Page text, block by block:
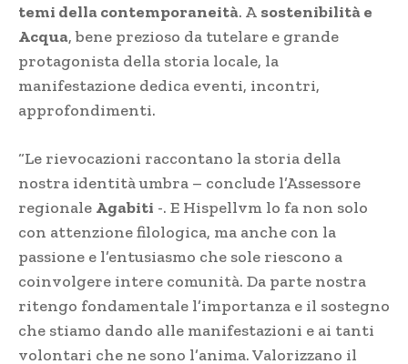
temi della contemporaneità. A sostenibilità e
Acqua, bene prezioso da tutelare e grande
protagonista della storia locale, la
manifestazione dedica eventi, incontri,
approfondimenti.
“Le rievocazioni raccontano la storia della
nostra identità umbra – conclude l’Assessore
regionale Agabiti -. E Hispellvm lo fa non solo
con attenzione filologica, ma anche con la
passione e l’entusiasmo che sole riescono a
coinvolgere intere comunità. Da parte nostra
ritengo fondamentale l’importanza e il sostegno
che stiamo dando alle manifestazioni e ai tanti
volontari che ne sono l’anima. Valorizzano il